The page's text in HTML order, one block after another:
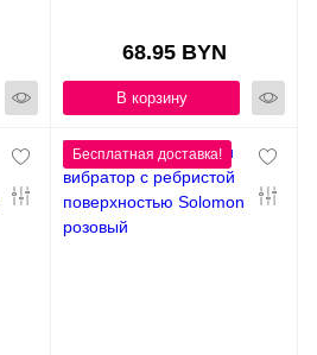
68.95 BYN
В корзину